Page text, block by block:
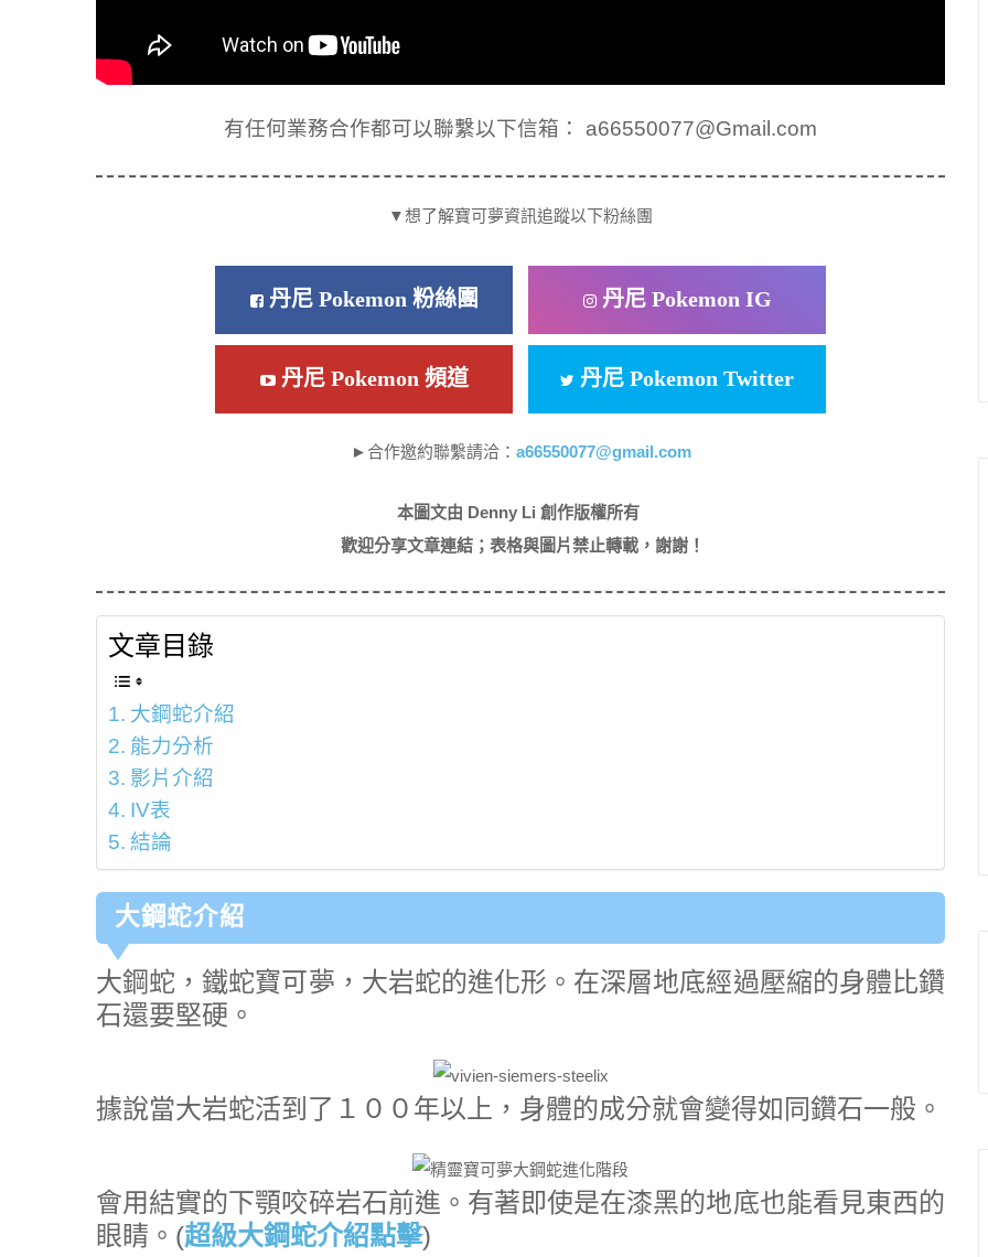
有任何業務合作都可以聯繫以下信箱： a66550077@Gmail.com
▼想了解寶可夢資訊追蹤以下粉絲團
丹尼 Pokemon 粉絲團 丹尼 Pokemon IG
丹尼 Pokemon 頻道 丹尼 Pokemon Twitter
►合作邀約聯繫請洽： a66550077@gmail.com
本圖文由 Denny Li 創作版權所有
歡迎分享文章連結；表格與圖片禁止轉載，謝謝！
文章目錄
大鋼蛇介紹
能力分析
影片介紹
IV表
結論
大鋼蛇介紹
大鋼蛇，鐵蛇寶可夢，大岩蛇的進化形。在深層地底經過壓縮的身體比鑽
石還要堅硬。
據說當大岩蛇活到了１００年以上，身體的成分就會變得如同鑽石一般。
會用結實的下顎咬碎岩石前進。有著即使是在漆黑的地底也能看見東西的
眼睛。(超級大鋼蛇介紹點擊)